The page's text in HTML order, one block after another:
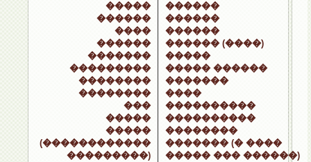
�����
������
����
������
�������
���������
��������
��������
���
�����
�����
(������������
���������)
������
������
������
������ (����)
�����
����� ������
�������
����
����������
����������
��������
������� (� ����
����� ��� ������)